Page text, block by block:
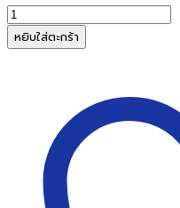
จำนวน
เครื่อง
เจาะ4รู
124N(เจาะ
หนา145แผ่น)
หยิบใส่ตะกร้า